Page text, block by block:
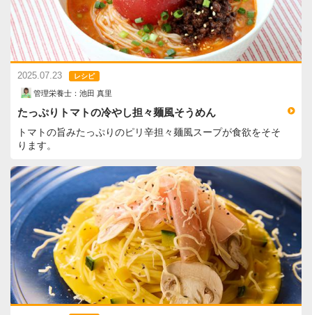
2025.07.23 レシピ
管理栄養士：池田 真里
たっぷりトマトの冷やし担々麺風そうめん
トマトの旨みたっぷりのピリ辛担々麺風スープが食欲をそそ
ります。